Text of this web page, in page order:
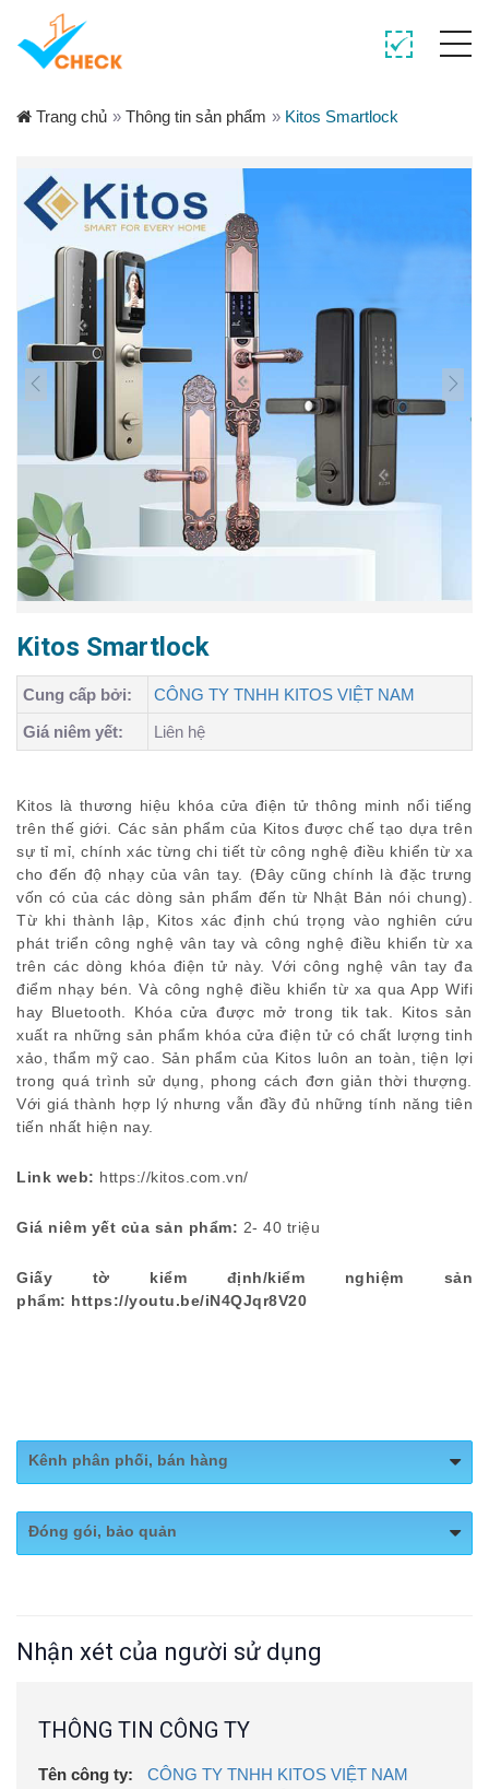
Trang chủ » Thông tin sản phẩm » Kitos Smartlock
Kitos Smartlock
Cung cấp bởi:
CÔNG TY TNHH KITOS VIỆT NAM
Giá niêm yết:
Liên hệ
Kitos là thương hiệu khóa cửa điện tử thông minh nổi tiếng
trên thế giới. Các sản phẩm của Kitos được chế tạo dựa trên
sự tỉ mỉ, chính xác từng chi tiết từ công nghệ điều khiển từ xa
cho đến độ nhạy của vân tay. (Đây cũng chính là đặc trưng
vốn có của các dòng sản phẩm đến từ Nhật Bản nói chung).
Từ khi thành lập, Kitos xác định chú trọng vào nghiên cứu
phát triển công nghệ vân tay và công nghệ điều khiển từ xa
trên các dòng khóa điện tử này. Với công nghệ vân tay đa
điểm nhạy bén. Và công nghệ điều khiển từ xa qua App Wifi
hay Bluetooth. Khóa cửa được mở trong tik tak. Kitos sản
xuất ra những sản phẩm khóa cửa điện tử có chất lượng tinh
xảo, thẩm mỹ cao. Sản phẩm của Kitos luôn an toàn, tiện lợi
trong quá trình sử dụng, phong cách đơn giản thời thượng.
Với giá thành hợp lý nhưng vẫn đầy đủ những tính năng tiên
tiến nhất hiện nay.
Link web: https://kitos.com.vn/
Giá niêm yết của sản phẩm: 2- 40 triệu
Giấy tờ kiểm định/kiểm nghiệm sản
phẩm: https://youtu.be/iN4QJqr8V20
Kênh phân phối, bán hàng
Website:
https://kitos.com.vn/
Đóng gói, bảo quản
Nhận xét của người sử dụng
THÔNG TIN CÔNG TY
Tên công ty:
CÔNG TY TNHH KITOS VIỆT NAM